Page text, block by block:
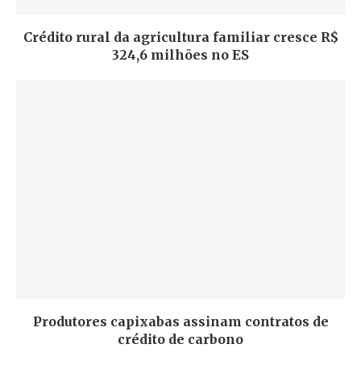
Crédito rural da agricultura familiar cresce R$
324,6 milhões no ES
Produtores capixabas assinam contratos de
crédito de carbono